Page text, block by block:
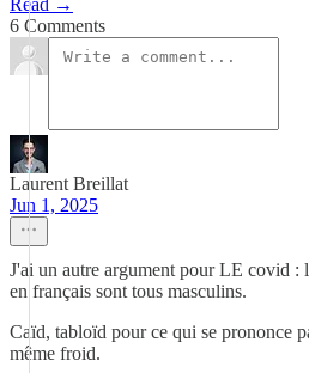
Read →
6 Comments
Laurent Breillat
Jun 1, 2025
J'ai un autre argument pour LE covid :
en français sont tous masculins.
Caïd, tabloïd pour ce qui se prononce
même froid.